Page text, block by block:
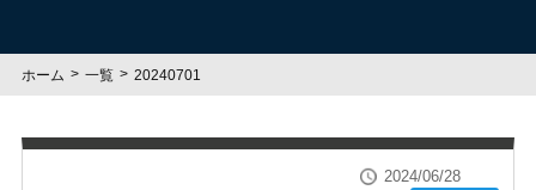
ホーム 一覧 20240701
2024/06/28